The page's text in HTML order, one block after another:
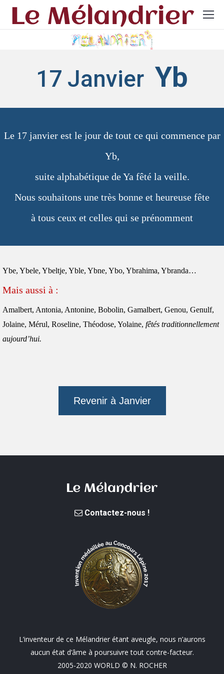
17 Janvier Yb
Le 17 janvier est le jour de tout ce qui commence par
Yb,
suite alphabétique de Ya fêté la veille.
Nous souhaitons une très bonne et heureuse fête
à tous ceux et celles qui se prénomment
Ybe, Ybele, Ybeltje, Yble, Ybne, Ybo, Ybrahima, Ybranda…
Mais aussi à :
Amalbert, Antonia, Antonine, Bobolin, Gamalbert, Genou, Genulf,
Jolaine, Mérul, Roseline, Théodose, Yolaine, fêtés traditionnellement
aujourd’hui.
Revenir à Janvier
Contactez-nous !
L’inventeur de ce Mélandrier étant aveugle, nous n’aurons
aucun état d’âme à poursuivre tout contre-facteur.
2005-2020 WORLD © N. ROCHER